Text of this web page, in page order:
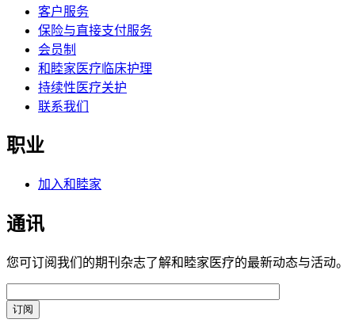
客户服务
保险与直接支付服务
会员制
和睦家医疗临床护理
持续性医疗关护
联系我们
职业
加入和睦家
通讯
您可订阅我们的期刊杂志了解和睦家医疗的最新动态与活动。